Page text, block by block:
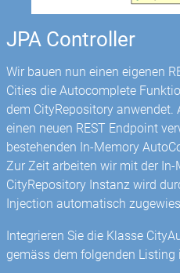
JPA Controller
Wir bauen nun einen eigenen
Cities die Autocomplete
dem CityRepository anwendet.
einen neuen REST Endpoint
bestehenden In-Memory
Zur Zeit arbeiten wir mit der
CityRepository Instanz wird
Injection automatisch
Integrieren Sie die Klasse
gemäss dem folgenden